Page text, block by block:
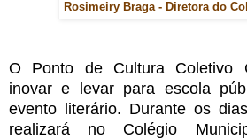
Rosimeiry Braga - Diretora do
O Ponto de Cultura Coletivo
inovar e levar para escola
evento literário. Durante os
realizará no Colégio